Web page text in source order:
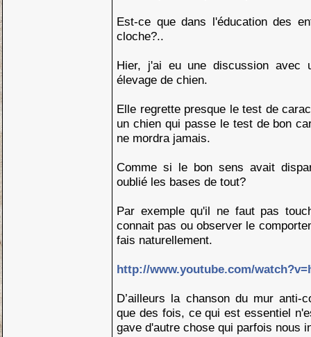
Est-ce que dans l'éducation des
cloche?..
Hier, j'ai eu une discussion avec
élevage de chien.
Elle regrette presque le test de
un chien qui passe le test de bon
ne mordra jamais.
Comme si le bon sens avait
oublié les bases de tout?
Par exemple qu'il ne faut pas
connait pas ou observer le
fais naturellement.
http://www.youtube.com/
D’ailleurs la chanson du mur anti-
que des fois, ce qui est essentiel
gave d'autre chose qui parfois nous